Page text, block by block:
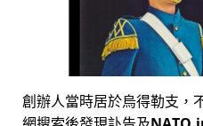
創辦人當時居於烏得勒支，